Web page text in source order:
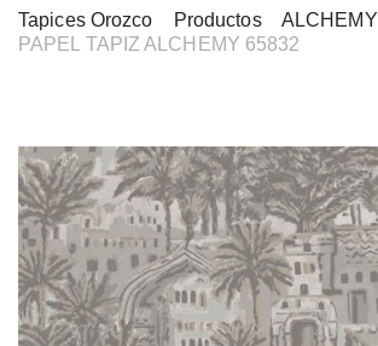
Tapices Orozco Productos> ALCHEMY
PAPEL TAPIZ ALCHEMY 65832